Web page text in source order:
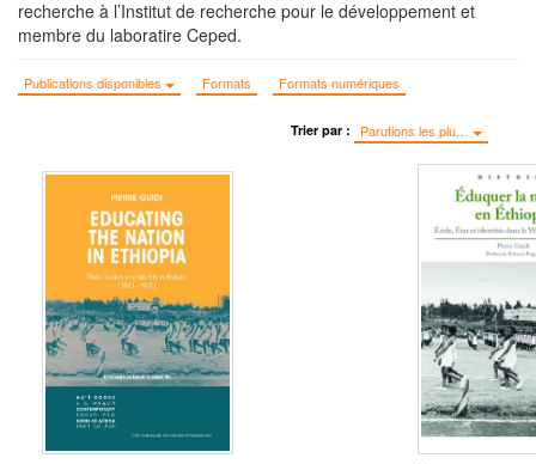
recherche à l’Institut de recherche pour le développement et
membre du laboratire Ceped.
Publications disponibles Formats Formats numériques
Trier par : Parutions les plu…